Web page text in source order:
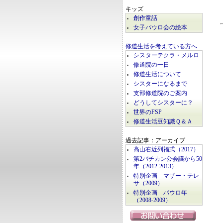
キッズ
創作童話
女子パウロ会の絵本
修道生活を考えている方へ
シスターテクラ・メルロ
修道院の一日
修道生活について
シスターになるまで
支部修道院のご案内
どうしてシスターに？
世界のFSP
修道生活豆知識Ｑ＆Ａ
過去記事：アーカイブ
高山右近列福式（2017）
第2バチカン公会議から50
年（2012-2013）
特別企画 マザー・テレ
サ（2009）
特別企画 パウロ年
（2008-2009）